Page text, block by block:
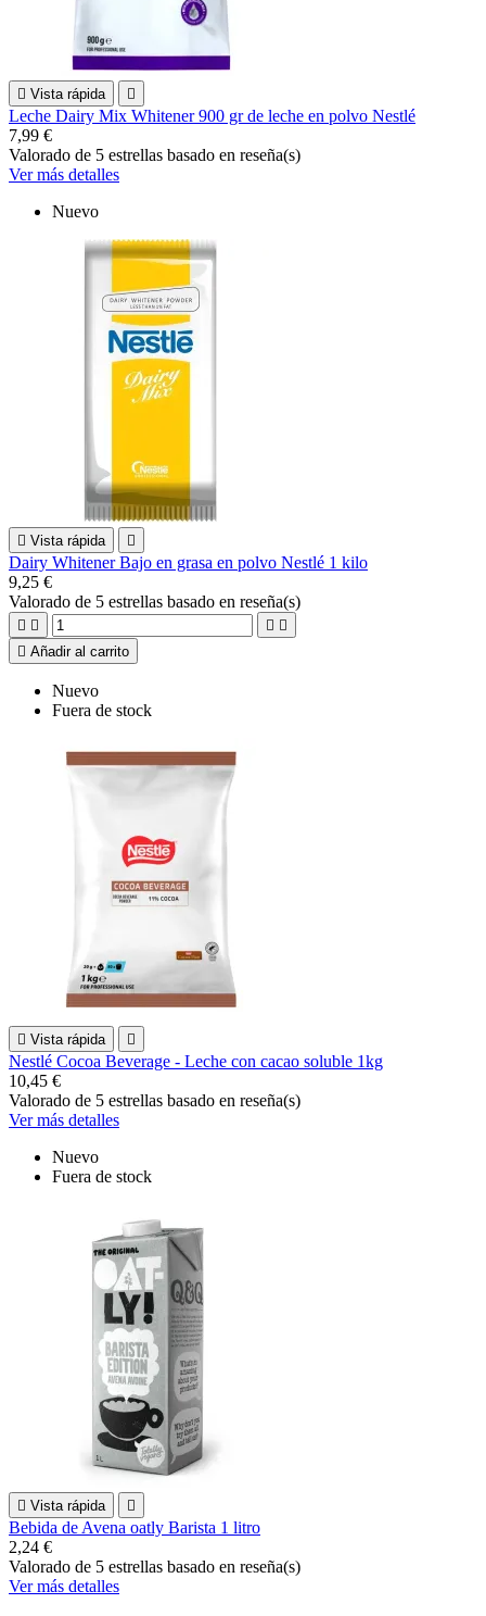
 Vista rápida 
Leche Dairy Mix Whitener 900 gr de leche en polvo Nestlé
7,99 €
Valorado de 5 estrellas basado en reseña(s)
Ver más detalles
Nuevo
 Vista rápida 
Dairy Whitener Bajo en grasa en polvo Nestlé 1 kilo
9,25 €
Valorado de 5 estrellas basado en reseña(s)
   
 Añadir al carrito
Nuevo
Fuera de stock
 Vista rápida 
Nestlé Cocoa Beverage - Leche con cacao soluble 1kg
10,45 €
Valorado de 5 estrellas basado en reseña(s)
Ver más detalles
Nuevo
Fuera de stock
 Vista rápida 
Bebida de Avena oatly Barista 1 litro
2,24 €
Valorado de 5 estrellas basado en reseña(s)
Ver más detalles